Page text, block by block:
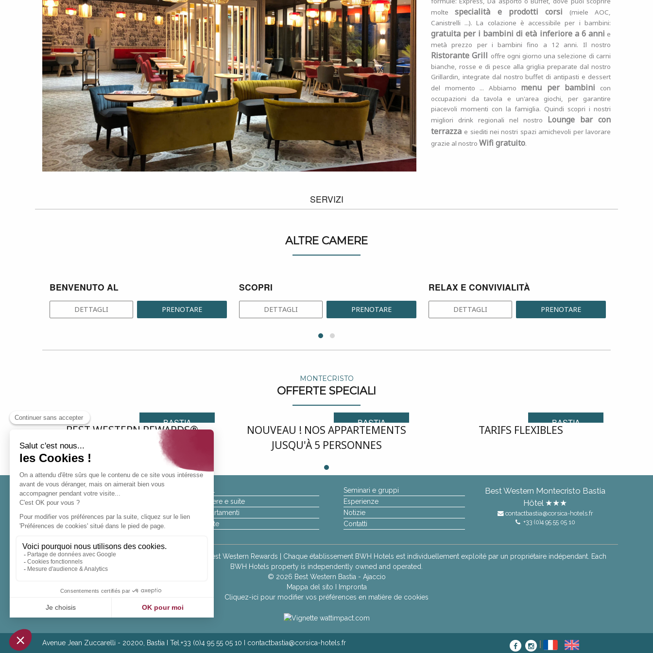
moltespecialità e prodotti corsi (miele AOC,
Canistrelli ...). La colazione è accessibile per i bambini:
gratuita per i bambini di età inferiore a 6 anni e
metà prezzo per i bambini fino a 12 anni. Il nostro
Ristorante Grill offre ogni giorno una selezione di carni
bianche, rosse e di pesce alla griglia preparate dal nostro
Grillardin, integrate dal nostro buffet di antipasti e dessert
del momento ... Abbiamo menu per bambini con
occupazioni da tavola e un'area giochi, per garantire
piacevoli momenti con la famiglia. Quindi scopri i nostri
migliori drink regionali nel nostro Lounge bar con
terrazza e siediti nei nostri spazi amichevoli per lavorare
grazie al nostro Wifi gratuito.
SERVIZI
ALTRE CAMERE
BENVENUTO AL
DETTAGLI PRENOTARE
SCOPRI
DETTAGLI PRENOTARE
RELAX E CONVIVIALITÀ
DETTAGLI PRENOTARE
MONTECRISTO
OFFERTE SPECIALI
NE
APPROFITTO
BASTIA
BEST WESTERN REWARDS®
NE
APPROFITTO
BASTIA
NOUVEAU ! NOS APPARTEMENTS
JUSQU'À 5 PERSONNES
APPROFITTO
BASTIA
TARIFS FLEXIBLES
Iscriviti alla nostra newslette
Hotel
Camere e suite
Appartamenti
Offerte
Seminari e gruppi
Esperienze
Notizie
Contatti
Best Western Montecristo Bastia
Hôtel ★★★
contactbastia@corsica-hotels.fr
+33 (0)4 95 55 05 10
Bestwestern.fr| The World’s Biggest Hotel Family | Best Western Rewards | Chaque établissement BWH Hotels est individuellement exploité par un propriétaire indépendant. Each
BWH Hotels property is independently owned and operated.
© 2026 Best Western Bastia - Ajaccio
Mappa del sito
Impronta
Cliquez-ici pour modifier vos préférences en matière de cookies
Avenue Jean Zuccarelli - 20200, Bastia I Tel.+33 (0)4 95 55 05 10 I contactbastia@corsica-hotels.fr